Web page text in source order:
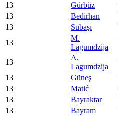
13
Gürbüz
13
Bedirhan
13
Subaşı
13
M.
Lagumdzija
13
A.
Lagumdzija
13
Güneş
13
Matić
13
Bayraktar
13
Bayram